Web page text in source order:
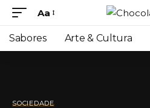
Aa
Sabores Arte & Cultura
SOCIEDADE